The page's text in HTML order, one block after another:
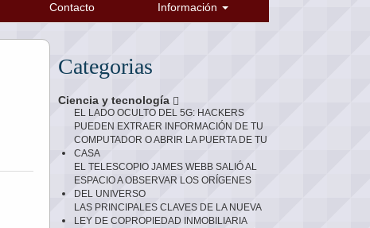
Contacto Información
Categorias
Ciencia y tecnología
EL LADO OCULTO DEL 5G: HACKERS
PUEDEN EXTRAER INFORMACIÓN DE TU
COMPUTADOR O ABRIR LA PUERTA DE TU
CASA
EL TELESCOPIO JAMES WEBB SALIÓ AL
ESPACIO A OBSERVAR LOS ORÍGENES
DEL UNIVERSO
LAS PRINCIPALES CLAVES DE LA NUEVA
LEY DE COPROPIEDAD INMOBILIARIA